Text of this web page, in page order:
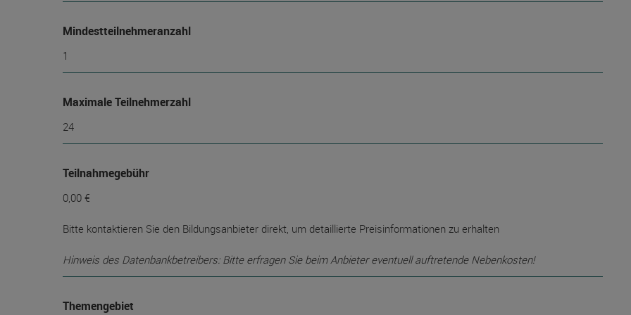
Mindest­teilnehmer­anzahl
1
Maximale Teilnehmerzahl
24
Teilnahmegebühr
0,00 €
Bitte kontaktieren Sie den Bildungsanbieter direkt, um detaillierte Preisinformationen zu erhalten
Hinweis des Datenbankbetreibers: Bitte erfragen Sie beim Anbieter eventuell auftretende Nebenkosten!
Themengebiet